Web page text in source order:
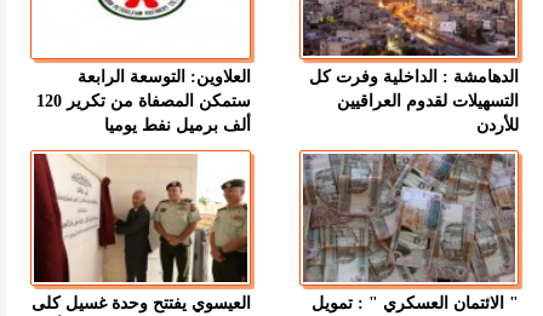
الدهامشة : الداخلية وفرت كل
التسهيلات لقدوم العراقيين
للأردن
العلاوين: التوسعة الرابعة
ستمكن المصفاة من تكرير 120
ألف برميل نفط يوميا
" الائتمان العسكري " : تمويل
العيسوي يفتتح وحدة غسيل كلى